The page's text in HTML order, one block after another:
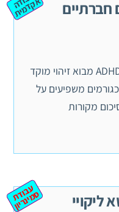
חברתיים
וד
א
ית
מאפיינים חברתיים של ילדים עם ADHD מבוא זיהוי מוקד
משפיעים על
מקורות
ליקויי
ע
ב
וד
ת
ס
מ
ינ
ר
יון